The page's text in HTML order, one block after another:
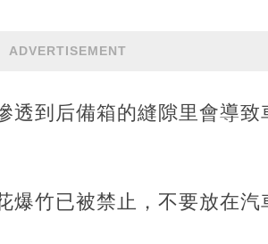
ADVERTISEMENT
透到后備箱的縫隙里會導致
爆竹已被禁止，不要放在汽